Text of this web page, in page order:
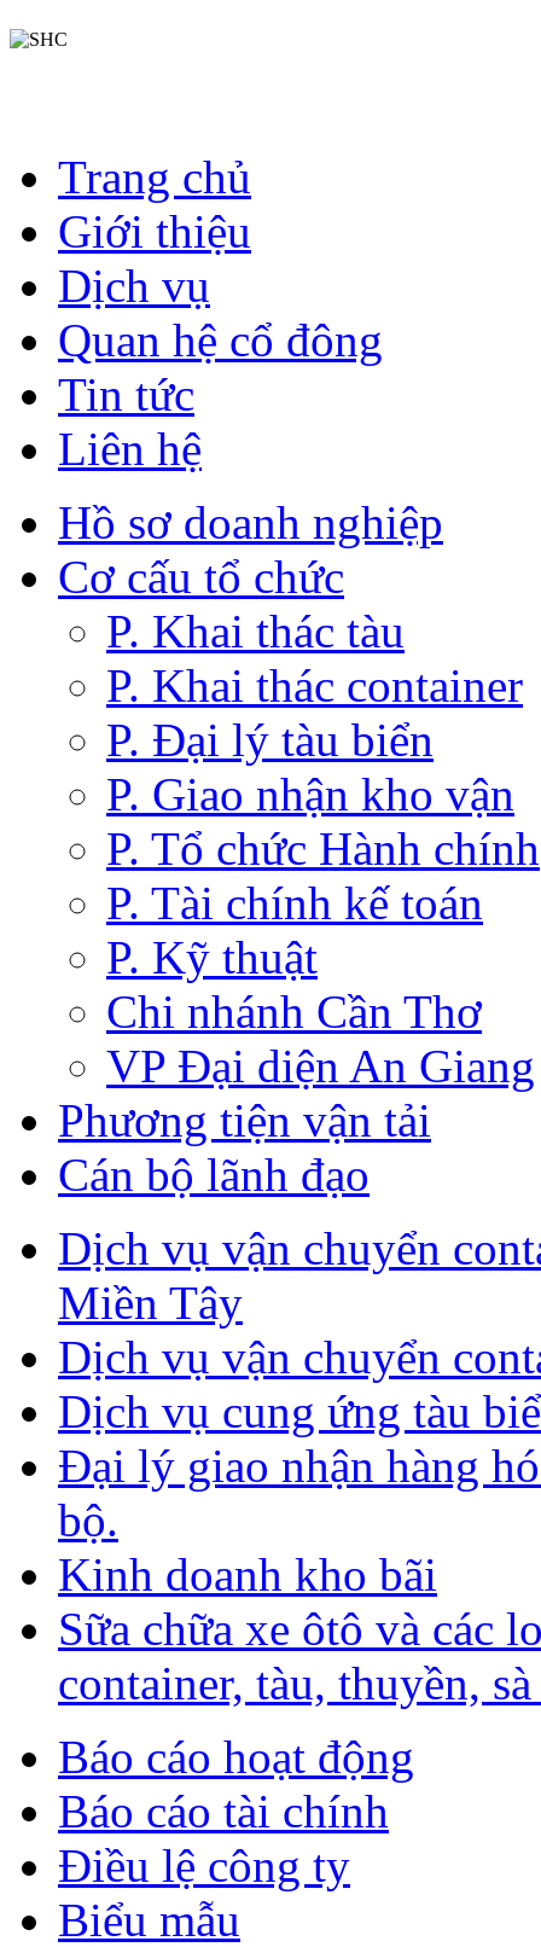
Trang chủ
Giới thiệu
Dịch vụ
Quan hệ cổ đông
Tin tức
Liên hệ
Hồ sơ doanh nghiệp
Cơ cấu tổ chức
P. Khai thác tàu
P. Khai thác container
P. Đại lý tàu biển
P. Giao nhận kho vận
P. Tổ chức Hành chính
P. Tài chính kế toán
P. Kỹ thuật
Chi nhánh Cần Thơ
VP Đại diện An Giang
Phương tiện vận tải
Cán bộ lãnh đạo
Dịch vụ vận chuyển
Miền Tây
Dịch vụ vận chuyển
Dịch vụ cung ứng tàu
Đại lý giao nhận hàng
bộ.
Kinh doanh kho bãi
Sữa chữa xe ôtô và các
container, tàu, thuyền,
Báo cáo hoạt động
Báo cáo tài chính
Điều lệ công ty
Biểu mẫu